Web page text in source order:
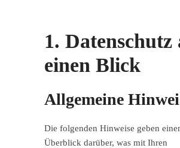
1. Datenschutz
einen Blick
Allgemeine
Die folgenden Hinweise geben
Überblick darüber, was mit Ihren